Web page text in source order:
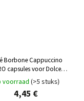
Borbone Cappuccino
capsules voor Dolce
Gusto 16 st
voorraad (>5 stuks)
4,45 €